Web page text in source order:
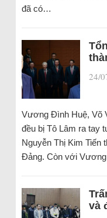
đã có…
24/
Vương Đình Huệ, Võ
đều bị Tô Lâm ra tay
Nguyễn Thị Kim Tiến
Đảng. Còn với
và